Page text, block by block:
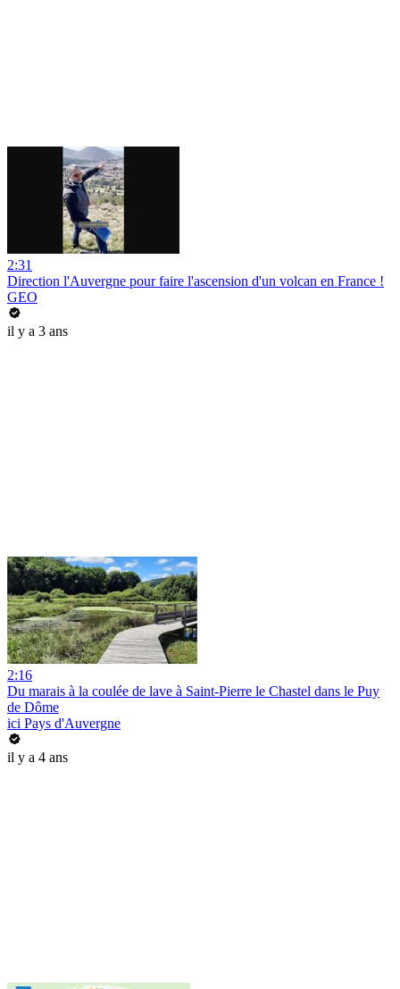
2:31
Direction l'Auvergne pour faire l'ascension d'un volcan en France !
GEO
il y a 3 ans
2:16
Du marais à la coulée de lave à Saint-Pierre le Chastel dans le Puy
de Dôme
ici Pays d'Auvergne
il y a 4 ans